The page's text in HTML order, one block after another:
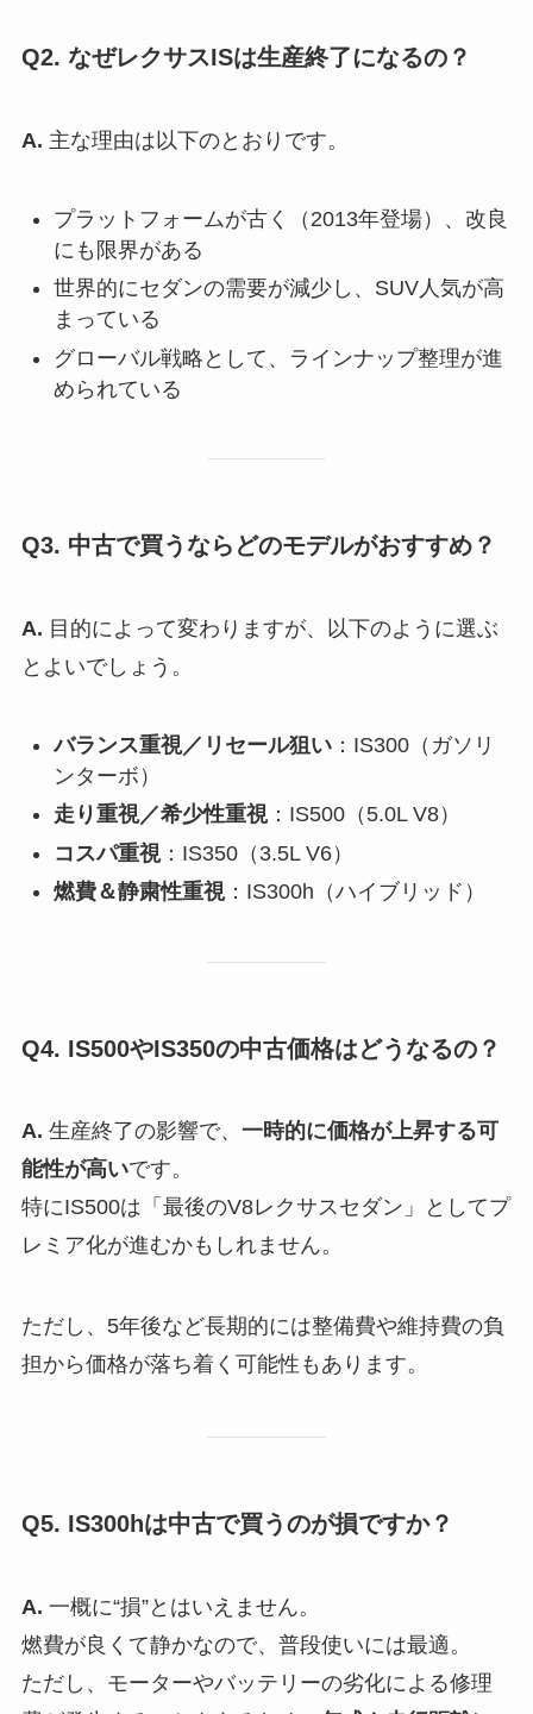
Q2. なぜレクサスISは生産終了になるの？
A. 主な理由は以下のとおりです。
プラットフォームが古く（2013年登場）、改良
にも限界がある
世界的にセダンの需要が減少し、SUV人気が高
まっている
グローバル戦略として、ラインナップ整理が進
められている
Q3. 中古で買うならどのモデルがおすすめ？
A. 目的によって変わりますが、以下のように選ぶ
とよいでしょう。
バランス重視／リセール狙い：IS300（ガソリ
ンターボ）
走り重視／希少性重視：IS500（5.0L V8）
コスパ重視：IS350（3.5L V6）
燃費＆静粛性重視：IS300h（ハイブリッド）
Q4. IS500やIS350の中古価格はどうなるの？
A. 生産終了の影響で、 一時的に価格が上昇する可
能性が高いです。
特にIS500は「最後のV8レクサスセダン」としてプ
レミア化が進むかもしれません。
ただし、5年後など長期的には整備費や維持費の負
担から価格が落ち着く可能性もあります。
Q5. IS300hは中古で買うのが損ですか？
A. 一概に“損”とはいえません。
燃費が良くて静かなので、普段使いには最適。
ただし、モーターやバッテリーの劣化による修理